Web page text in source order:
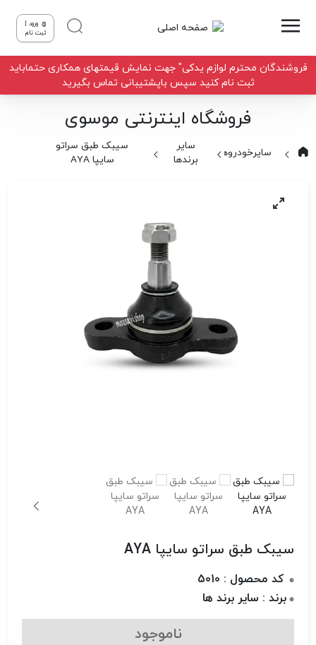
ورود |
ثبت نام
فروشندگان محترم لوازم یدکی" جهت نمایش قیمتهای همکاری حتماباید
ثبت نام کنید سپس باپشتیبانی تماس بگیرید
فروشگاه اینترنتی موسوی
سایرخودروها
سایر
برندها
سیبک طبق سراتو
سایپا AYA
سیبک طبق سراتو سایپا AYA
کد محصول : 5010
برند : سایر برند ها
ناموجود